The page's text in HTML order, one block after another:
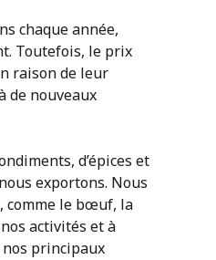
chaque année,
Toutefois, le prix
raison de leur
de nouveaux
d’épices et
exportons. Nous
comme le bœuf, la
activités et à
principaux